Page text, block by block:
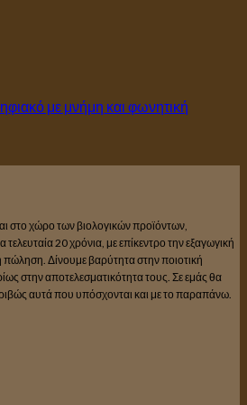
με μνήμη και φωνητική
στο χώρο των βιολογικών προϊόντων,
20 χρόνια, με επίκεντρο την εξαγωγική
πώληση. Δίνουμε βαρύτητα στην ποιοτική
στην αποτελεσματικότητα τους. Σε εμάς θα
αυτά που υπόσχονται και με το παραπάνω.